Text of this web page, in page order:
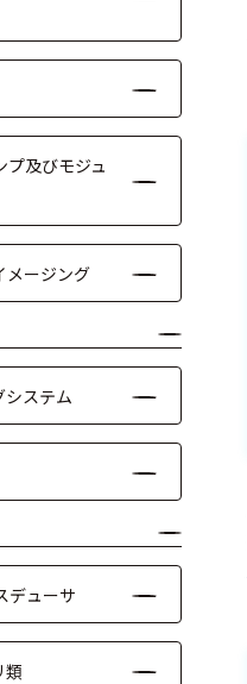
ケーブル
リード線
インター
テレメー
タ
・信号処
連
ル
プ及びモジュ
メージング
システム
デューサ
類